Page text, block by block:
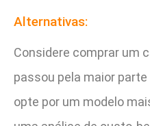
Alternativas:
Considere comprar um
passou pela maior
opte por um modelo